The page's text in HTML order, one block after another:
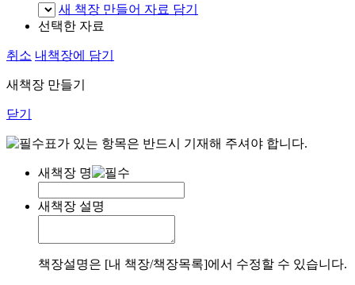
새 책장 만들어 자료 담기
선택한 자료
취소 내책장에 담기
새책장 만들기
닫기
표가 있는 항목은 반드시 기재해 주셔야 합니다.
새책장 명
새책장 설명
책장설명은 [내 책장/책장목록]에서 수정할 수 있습니다.